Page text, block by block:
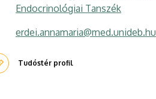
Endocrinológiai Tanszék
erdei.annamaria@med.unideb.hu
Tudóstér profil